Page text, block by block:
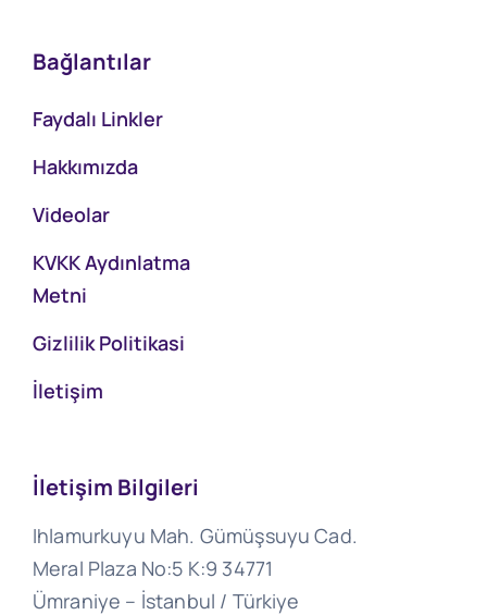
Bağlantılar
Faydalı Linkler
Hakkımızda
Videolar
KVKK Aydınlatma
Metni
Gizlilik Politikasi
İletişim
İletişim Bilgileri
Ihlamurkuyu Mah. Gümüşsuyu Cad.
Meral Plaza No:5 K:9 34771
Ümraniye – İstanbul / Türkiye